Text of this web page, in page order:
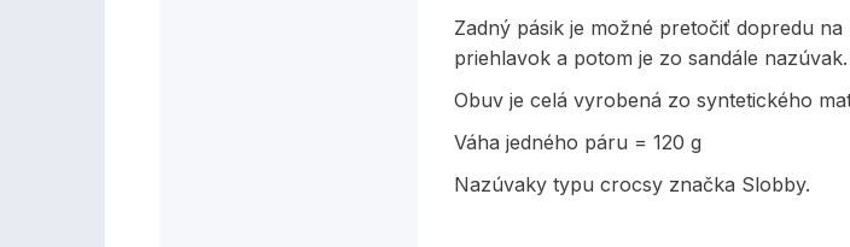
Zadný pásik je možné pretočiť dopredu na
priehlavok a potom je zo sandále nazúvak.
Obuv je celá vyrobená zo syntetického
Váha jedného páru = 120 g
Nazúvaky typu crocsy značka Slobby.